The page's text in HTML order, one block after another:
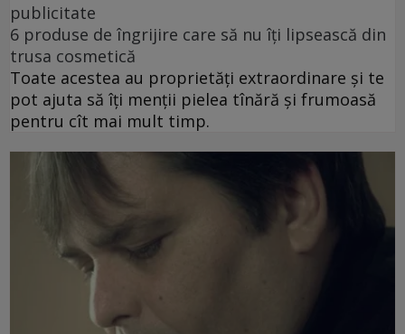
publicitate
6 produse de îngrijire care să nu îți lipsească din
trusa cosmetică
Toate acestea au proprietăți extraordinare și te
pot ajuta să îți menții pielea tînără și frumoasă
pentru cît mai mult timp.